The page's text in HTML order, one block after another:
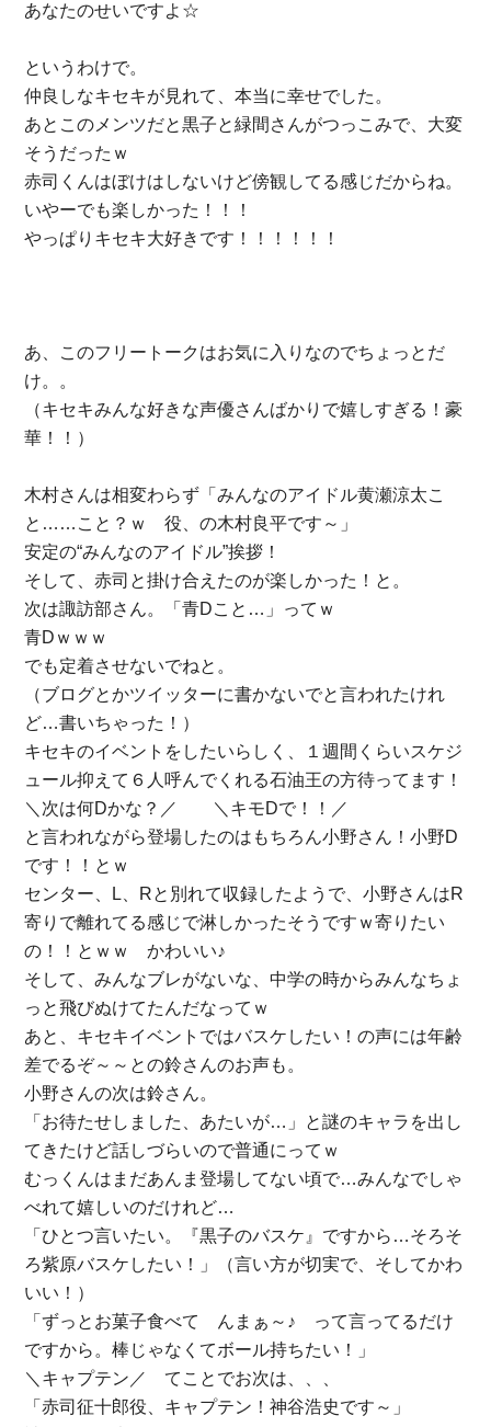
あなたのせいですよ☆
というわけで。
仲良しなキセキが見れて、本当に幸せでした。
あとこのメンツだと黒子と緑間さんがつっこみで、大変
そうだったｗ
赤司くんはぼけはしないけど傍観してる感じだからね。
いやーでも楽しかった！！！
やっぱりキセキ大好きです！！！！！！
あ、このフリートークはお気に入りなのでちょっとだ
け。。
（キセキみんな好きな声優さんばかりで嬉しすぎる！豪
華！！）
木村さんは相変わらず「みんなのアイドル黄瀬涼太こ
と……こと？ｗ 役、の木村良平です～」
安定の“みんなのアイドル”挨拶！
そして、赤司と掛け合えたのが楽しかった！と。
次は諏訪部さん。「青Dこと…」ってｗ
青Dｗｗｗ
でも定着させないでねと。
（ブログとかツイッターに書かないでと言われたけれ
ど…書いちゃった！）
キセキのイベントをしたいらしく、１週間くらいスケジ
ュール抑えて６人呼んでくれる石油王の方待ってます！
＼次は何Dかな？／ ＼キモDで！！／
と言われながら登場したのはもちろん小野さん！小野D
です！！とｗ
センター、L、Rと別れて収録したようで、小野さんはR
寄りで離れてる感じで淋しかったそうですｗ寄りたい
の！！とｗｗ かわいい♪
そして、みんなブレがないな、中学の時からみんなちょ
っと飛びぬけてたんだなってｗ
あと、キセキイベントではバスケしたい！の声には年齢
差でるぞ～～との鈴さんのお声も。
小野さんの次は鈴さん。
「お待たせしました、あたいが…」と謎のキャラを出し
てきたけど話しづらいので普通にってｗ
むっくんはまだあんま登場してない頃で…みんなでしゃ
べれて嬉しいのだけれど…
「ひとつ言いたい。『黒子のバスケ』ですから…そろそ
ろ紫原バスケしたい！」（言い方が切実で、そしてかわ
いい！）
「ずっとお菓子食べて んまぁ～♪ って言ってるだけ
ですから。棒じゃなくてボール持ちたい！」
＼キャプテン／ てことでお次は、、、
「赤司征十郎役、キャプテン！神谷浩史です～」